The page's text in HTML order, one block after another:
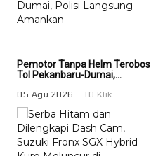
Pemotor Tanpa Helm Terobos
Tol Pekanbaru-Dumai,...
05 Agu 2026 10 Klik